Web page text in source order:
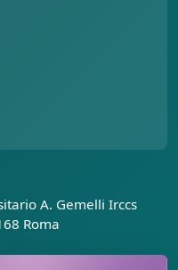
A. Gemelli Irccs
Roma